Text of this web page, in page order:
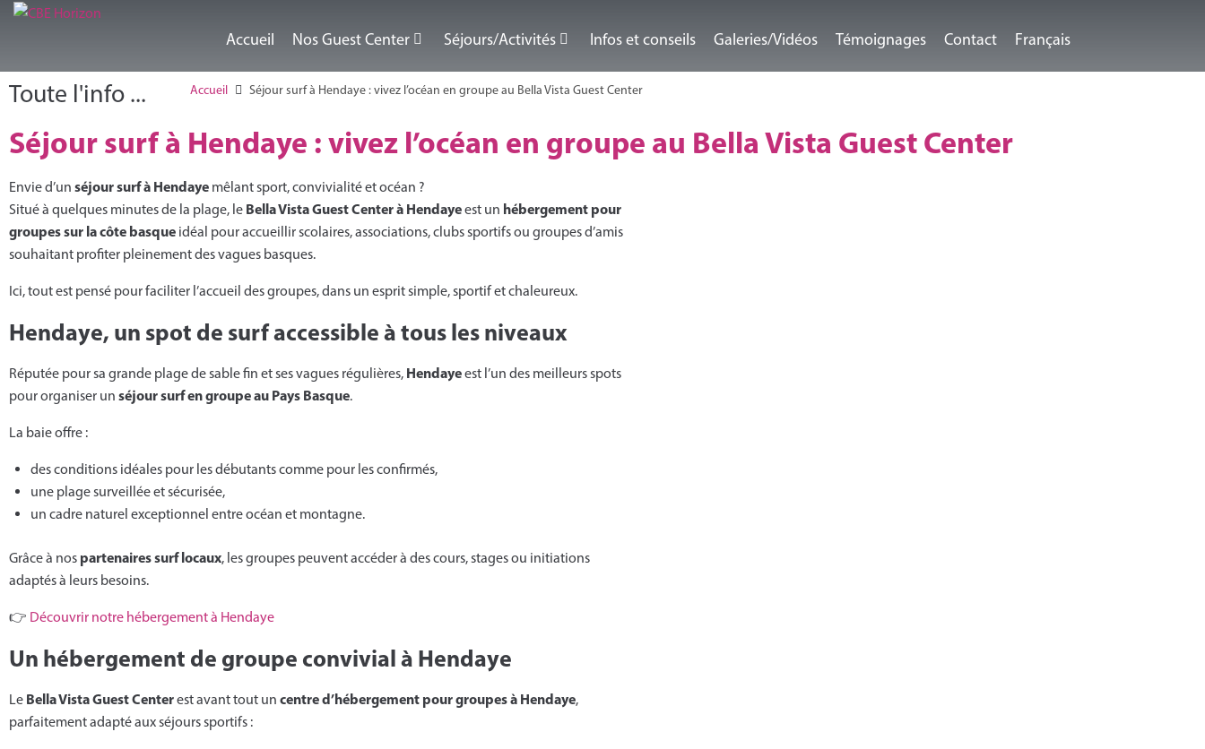
Accueil Nos Guest Center Séjours/Activités Infos et conseils Galeries/Vidéos Témoignages Contact Français
Toute l'info ... Accueil Séjour surf à Hendaye : vivez l’océan en groupe au Bella Vista Guest Center
Séjour surf à Hendaye : vivez l’océan en groupe au Bella Vista Guest Center
Envie d’un séjour surf à Hendaye mêlant sport, convivialité et océan ?
Situé à quelques minutes de la plage, le Bella Vista Guest Center à Hendayeest un hébergement pour
groupes sur la côte basque idéal pour accueillir scolaires, associations, clubs sportifs ou groupes d’amis
souhaitant profiter pleinement des vagues basques.
Ici, tout est pensé pour faciliter l’accueil des groupes, dans un esprit simple, sportif et chaleureux.
Hendaye, un spot de surf accessible à tous les niveaux
Réputée pour sa grande plage de sable fin et ses vagues régulières, Hendayeest l’un des meilleurs spots
pour organiser un séjour surf en groupe au Pays Basque.
La baie offre :
des conditions idéales pour les débutants comme pour les confirmés,
une plage surveillée et sécurisée,
un cadre naturel exceptionnel entre océan et montagne.
Grâce à nos partenaires surf locaux, les groupes peuvent accéder à des cours, stages ou initiations
adaptés à leurs besoins.
👉 Découvrir notre hébergement à Hendaye
Un hébergement de groupe convivial à Hendaye
Le Bella Vista Guest Centerest avant tout un centre d’hébergement pour groupes à Hendaye,
parfaitement adapté aux séjours sportifs :